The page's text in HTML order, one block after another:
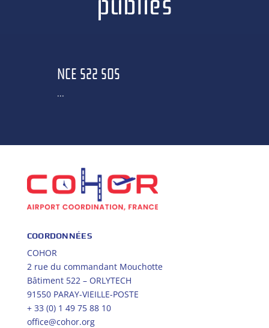
NCE S22 SOS
...
COORDONNÉES
COHOR
2 rue du commandant Mouchotte
Bâtiment 522 – ORLYTECH
91550 PARAY-VIEILLE-POSTE
+ 33 (0) 1 49 75 88 10
office@cohor.org